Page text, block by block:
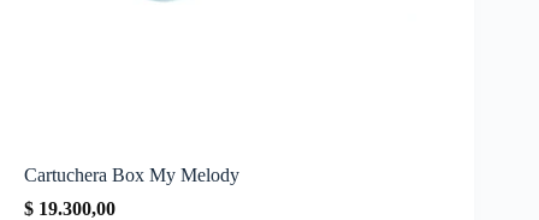
Cartuchera Box My Melody
$ 19.300,00